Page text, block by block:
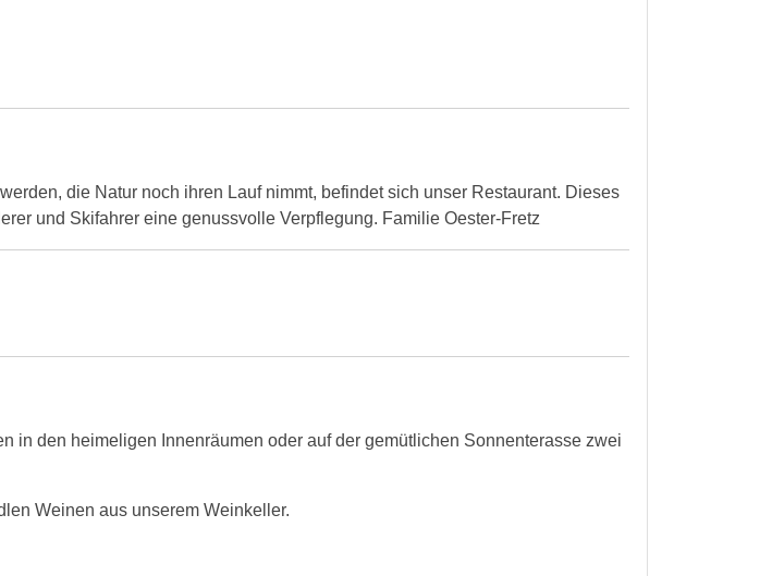
die Natur noch ihren Lauf nimmt, befindet sich unser Restaurant. Dieses
und Skifahrer eine genussvolle Verpflegung. Familie Oester-Fretz
in den heimeligen Innenräumen oder auf der gemütlichen Sonnenterasse zwei
Weinen aus unserem Weinkeller.